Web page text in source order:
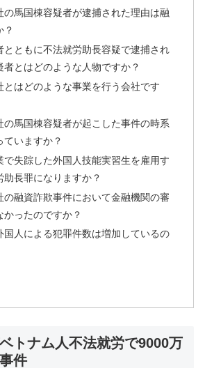
の馬国棟容疑者が逮捕された理由は融
？
とともに不法就労助長容疑で逮捕され
者とはどのような人物ですか？
とはどのような事業を行う会社です
の馬国棟容疑者が起こした事件の時系
ていますか？
で失踪した外国人技能実習生を雇用す
助長罪になりますか？
の融資詐欺事件において金融機関の審
かったのですか？
国人による犯罪件数は増加しているの
トナム人不法就労で9000万
件